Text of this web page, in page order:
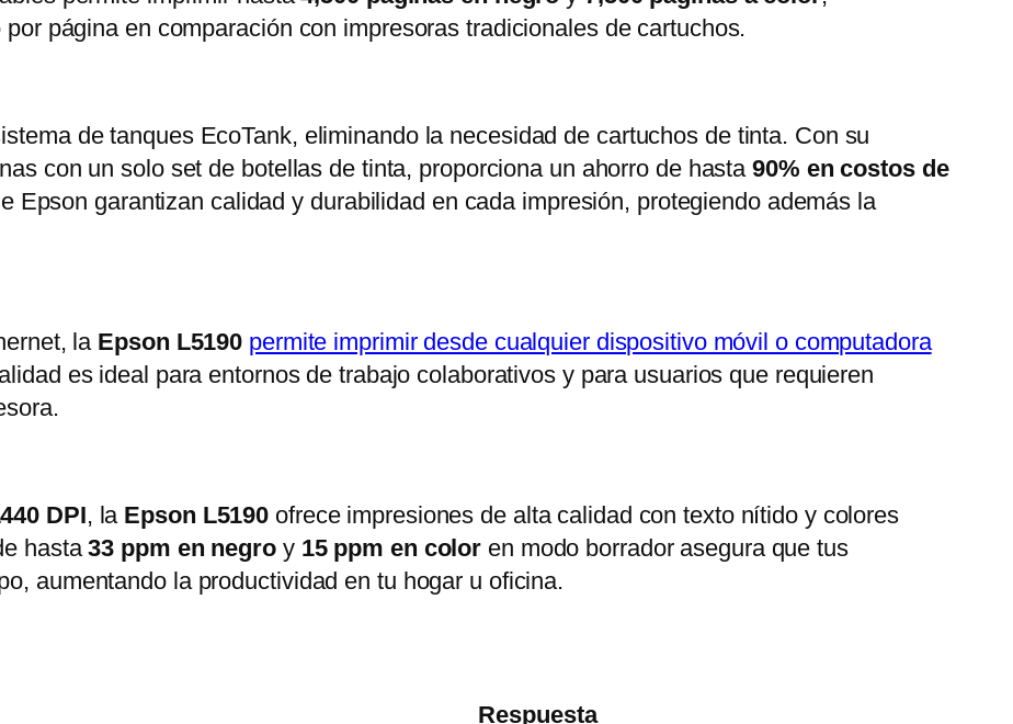
página en comparación con impresoras tradicionales de cartuchos.
de tanques EcoTank, eliminando la necesidad de cartuchos de tinta. Con su
con un solo set de botellas de tinta, proporciona un ahorro de hasta90% en costos de
Epson garantizan calidad y durabilidad en cada impresión, protegiendo además la
la Epson L5190 permite imprimir desde cualquier dispositivo móvil o computadora
es ideal para entornos de trabajo colaborativos y para usuarios que requieren
DPI, la Epson L5190 ofrece impresiones de alta calidad con texto nítido y colores
hasta33 ppm en negroy 15 ppm en color en modo borrador asegura que tus
aumentando la productividad en tu hogar u oficina.
Respuesta